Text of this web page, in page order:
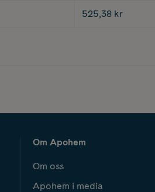
525,38 kr
Om Apohem
Om oss
Apohem i media